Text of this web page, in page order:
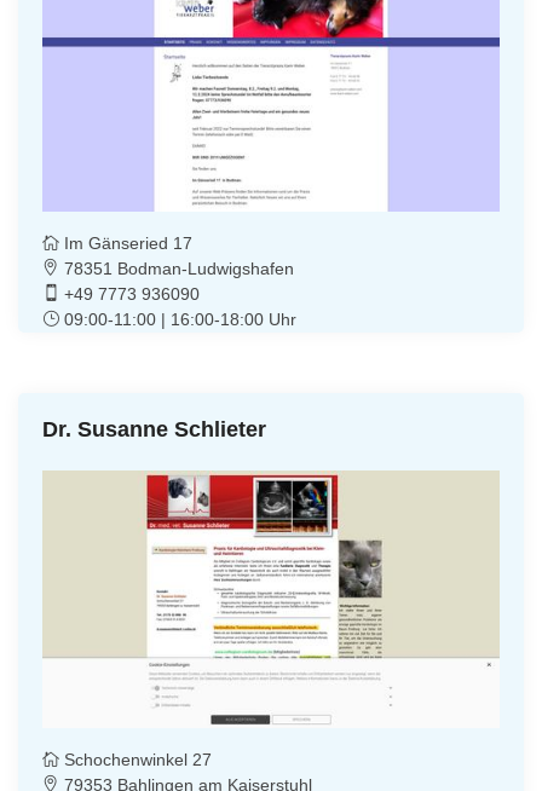
Im Gänseried 17
78351 Bodman-Ludwigshafen
+49 7773 936090
09:00-11:00 | 16:00-18:00 Uhr
Dr. Susanne Schlieter
Schochenwinkel 27
79353 Bahlingen am Kaiserstuhl